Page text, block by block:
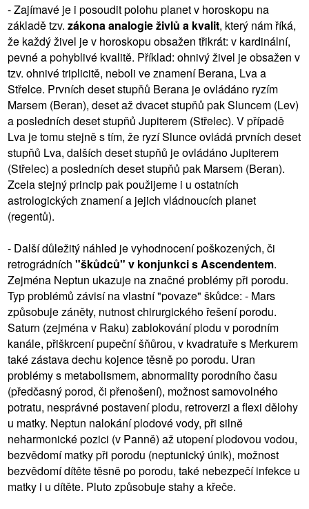
- Zajímavé je i posoudit polohu planet v horoskopu na
základě tzv. zákona analogie živlů a kvalit, který nám říká,
že každý živel je v horoskopu obsažen třikrát: v kardinální,
pevné a pohyblivé kvalitě. Příklad: ohnivý živel je obsažen v
tzv. ohnivé triplicitě, neboli ve znamení Berana, Lva a
Střelce. Prvních deset stupňů Berana je ovládáno ryzím
Marsem (Beran), deset až dvacet stupňů pak Sluncem (Lev)
a posledních deset stupňů Jupiterem (Střelec). V případě
Lva je tomu stejně s tím, že ryzí Slunce ovládá prvních deset
stupňů Lva, dalších deset stupňů je ovládáno Jupiterem
(Střelec) a posledních deset stupňů pak Marsem (Beran).
Zcela stejný princip pak použijeme i u ostatních
astrologických znamení a jejich vládnoucích planet
(regentů).
- Další důležitý náhled je vyhodnocení poškozených, či
retrográdních "škůdců" v konjunkci s Ascendentem.
Zejména Neptun ukazuje na značné problémy při porodu.
Typ problémů závisí na vlastní "povaze" škůdce: - Mars
způsobuje záněty, nutnost chirurgického řešení porodu.
Saturn (zejména v Raku) zablokování plodu v porodním
kanále, přiškrcení pupeční šňůrou, v kvadratuře s Merkurem
také zástava dechu kojence těsně po porodu. Uran
problémy s metabolismem, abnormality porodního času
(předčasný porod, či přenošení), možnost samovolného
potratu, nesprávné postavení plodu, retroverzi a flexi dělohy
u matky. Neptun nalokání plodové vody, při silně
neharmonické pozici (v Panně) až utopení plodovou vodou,
bezvědomí matky při porodu (neptunický únik), možnost
bezvědomí dítěte těsně po porodu, také nebezpečí infekce u
matky i u dítěte. Pluto způsobuje stahy a křeče.